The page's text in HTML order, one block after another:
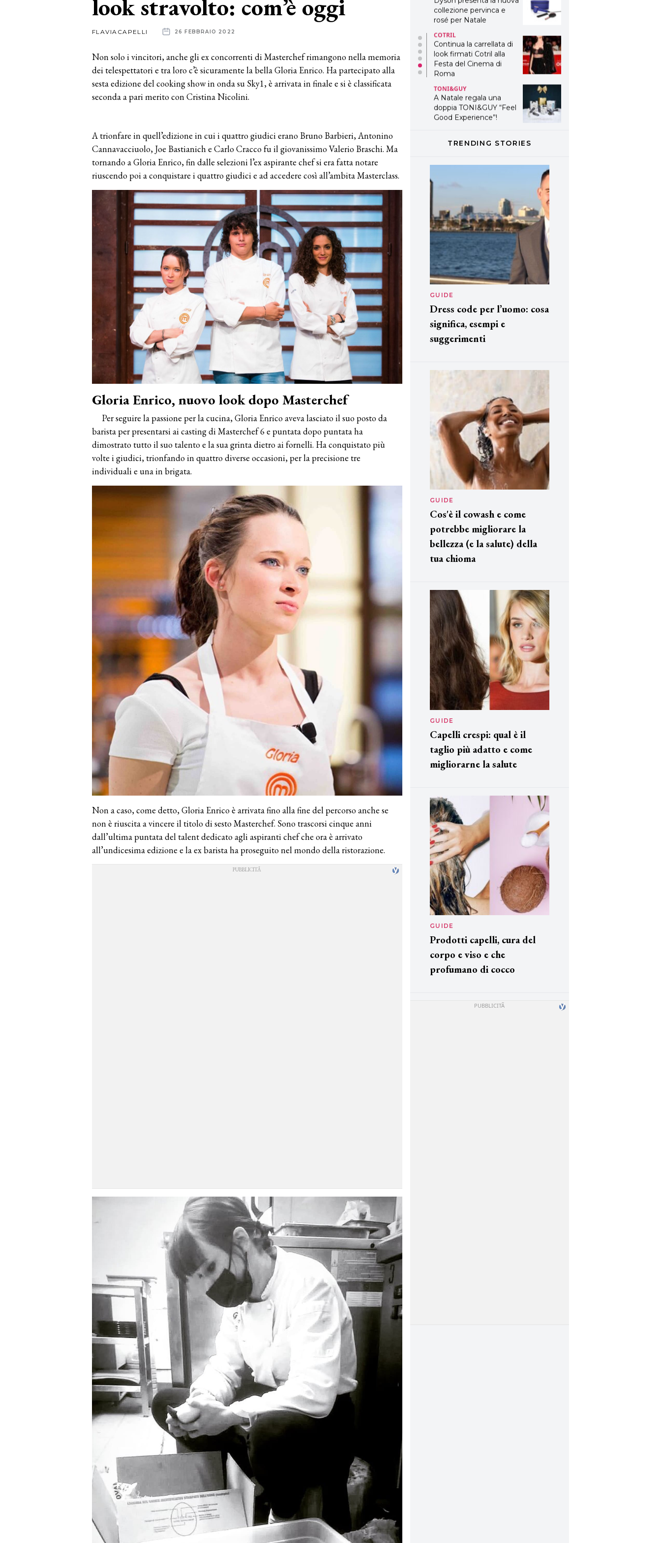
look stravolto: com’è oggi
FLAVIACAPELLI 26 FEBBRAIO 2022
Non solo i vincitori, anche gli ex concorrenti di Masterchef rimangono nella memoria
dei telespettatori e tra loro c’è sicuramente la bella Gloria Enrico. Ha partecipato alla
sesta edizione del cooking show in onda su Sky1, è arrivata in finale e si è classificata
seconda a pari merito con Cristina Nicolini.
A trionfare in quell’edizione in cui i quattro giudici erano Bruno Barbieri, Antonino
Cannavacciuolo, Joe Bastianich e Carlo Cracco fu il giovanissimo Valerio Braschi. Ma
tornando a Gloria Enrico, fin dalle selezioni l’ex aspirante chef si era fatta notare
riuscendo poi a conquistare i quattro giudici e ad accedere così all’ambita Masterclass.
Gloria Enrico, nuovo look dopo Masterchef
Per seguire la passione per la cucina, Gloria Enrico aveva lasciato il suo posto da
barista per presentarsi ai casting di Masterchef 6 e puntata dopo puntata ha
dimostrato tutto il suo talento e la sua grinta dietro ai fornelli. Ha conquistato più
volte i giudici, trionfando in quattro diverse occasioni, per la precisione tre
individuali e una in brigata.
Non a caso, come detto, Gloria Enrico è arrivata fino alla fine del percorso anche se
non è riuscita a vincere il titolo di sesto Masterchef. Sono trascorsi cinque anni
dall’ultima puntata del talent dedicato agli aspiranti chef che ora è arrivato
all’undicesima edizione e la ex barista ha proseguito nel mondo della ristorazione.
collezione pervinca e
rosé per Natale
COTRIL
Continua la carrellata di
look firmati Cotril alla
Festa del Cinema di
Roma
TONI&GUY
A Natale regala una
doppia TONI&GUY “Feel
Good Experience”!
LABEL.M lancia la sua
DAVINES
cofanetti beauty preziosi
per un regalo adatto ad
ogni capello
TRENDING STORIES
GUIDE
Dress code per l’uomo: cosa
significa, esempi e
suggerimenti
GUIDE
Cos'è il cowash e come
potrebbe migliorare la
bellezza (e la salute) della
tua chioma
GUIDE
Capelli crespi: qual è il
taglio più adatto e come
migliorarne la salute
GUIDE
Prodotti capelli, cura del
corpo e viso e che
profumano di cocco